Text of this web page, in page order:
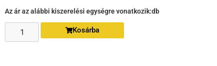
Az ár az alábbi kiszerelési egységre vonatkozik:db
Kosárba